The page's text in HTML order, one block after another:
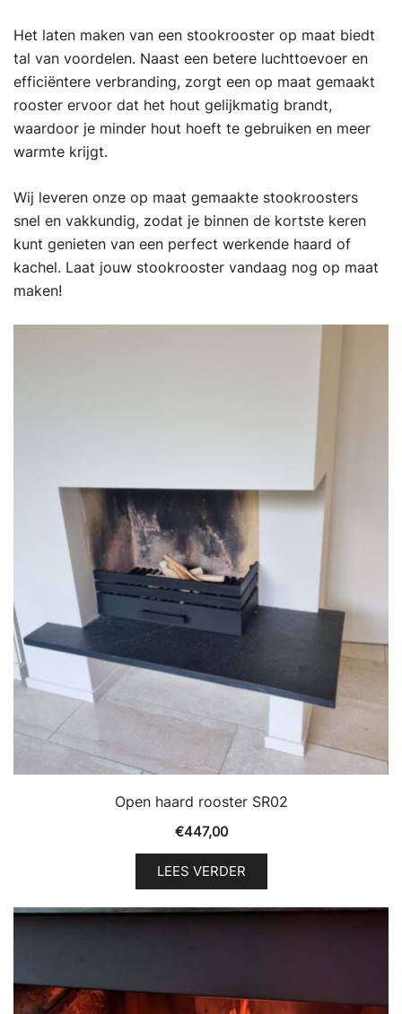
Het laten maken van een stookrooster op maat biedt
tal van voordelen. Naast een betere luchttoevoer en
efficiëntere verbranding, zorgt een op maat gemaakt
rooster ervoor dat het hout gelijkmatig brandt,
waardoor je minder hout hoeft te gebruiken en meer
warmte krijgt.
Wij leveren onze op maat gemaakte stookroosters
snel en vakkundig, zodat je binnen de kortste keren
kunt genieten van een perfect werkende haard of
kachel. Laat jouw stookrooster vandaag nog op maat
maken!
Open haard rooster SR02
€447,00
LEES VERDER